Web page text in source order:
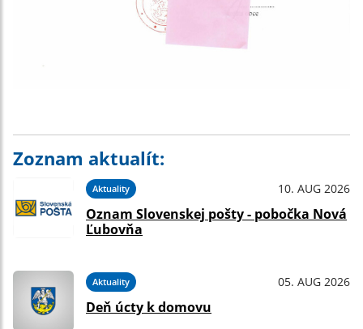
Zoznam aktualít:
Aktuality 10. AUG 2026
Oznam Slovenskej pošty - pobočka Nová
Ľubovňa
Aktuality 05. AUG 2026
Deň úcty k domovu